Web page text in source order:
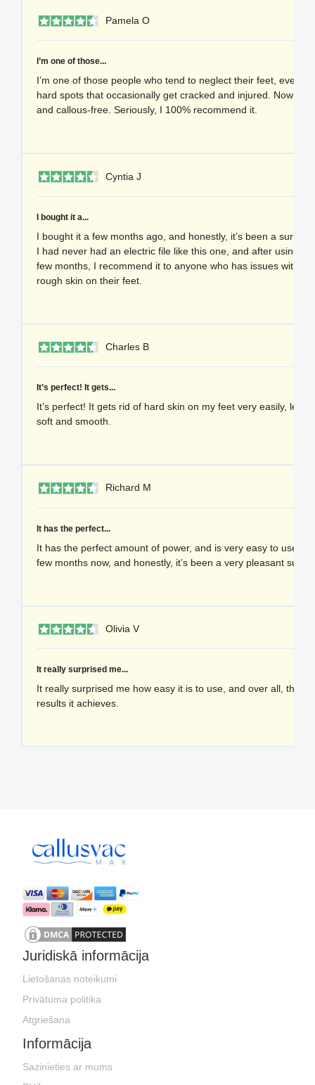
Pamela O
I’m one of those...
I’m one of those people who tend to neglect their feet, even
hard spots that occasionally get cracked and injured. Now my
and callous-free. Seriously, I 100% recommend it.
Cyntia J
I bought it a...
I bought it a few months ago, and honestly, it’s been a
I had never had an electric file like this one, and after using it
few months, I recommend it to anyone who has issues with
rough skin on their feet.
Charles B
It’s perfect! It gets...
It’s perfect! It gets rid of hard skin on my feet very easily,
soft and smooth.
Richard M
It has the perfect...
It has the perfect amount of power, and is very easy to use.
few months now, and honestly, it’s been a very pleasant
Olivia V
It really surprised me...
It really surprised me how easy it is to use, and over all, the
results it achieves.
Juridiskā informācija
Lietošanas noteikumi
Privātuma politika
Atgriešana
Informācija
Sazinieties ar mums